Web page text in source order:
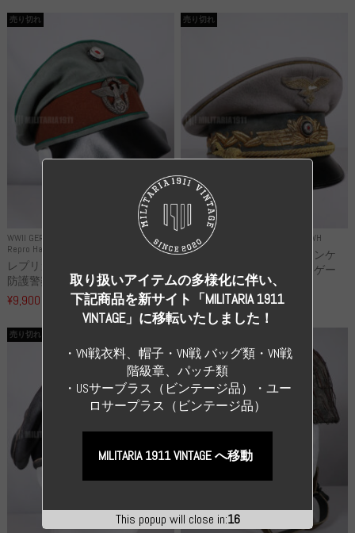
WWII GERMANY
Repro Hat and Cap Police and other
売り切れ
レプリカ ドイツ秩序警察 都市
防護警察 クラッシュキャップ...
¥9,900 （税込）
WWII GERMANY Repro Uniforms WH
売り切れ
レプリカ ミヒャエル・ヤンケ
製 国家元帥 ヘルマン・ゲー
リ...
¥55,000（税込）
売り切れ
This popup will close in:15
取り扱いアイテムの多様化に伴い、
下記商品を新サイト「MILITARIA 1911
VINTAGE」に移転いたしました！
・VN戦衣料、帽子・VN戦 バッグ類・VN戦
階級章、パッチ類
・USサーブラス（ビンテージ品）・ユー
ロサープラス（ビンテージ品）
MILITARIA 1911 VINTAGE へ移動